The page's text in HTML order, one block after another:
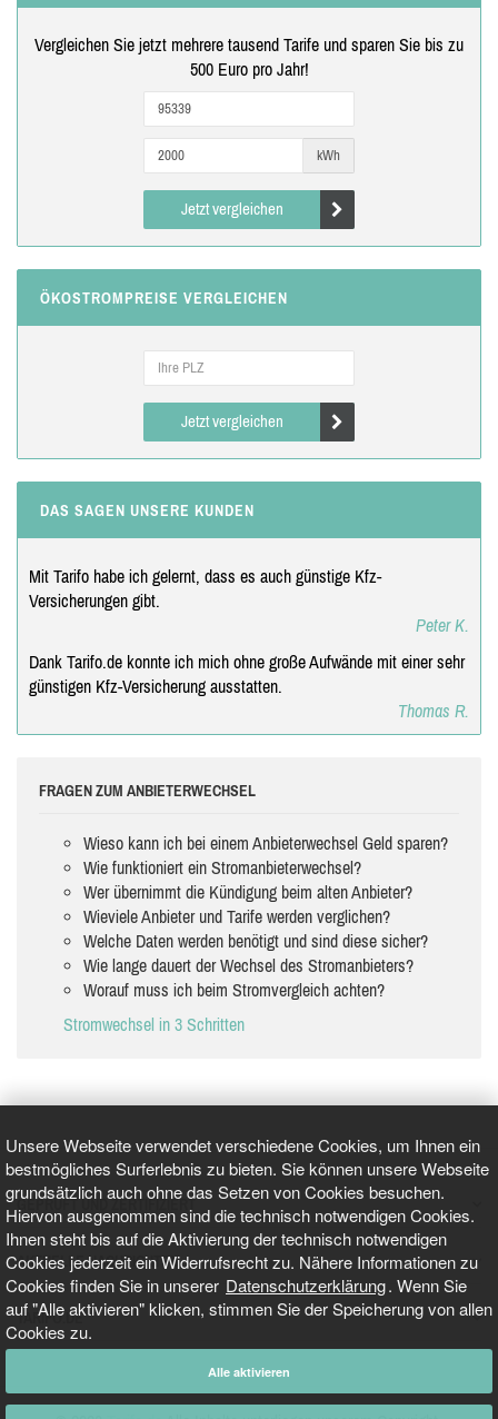
Unsere Webseite verwendet verschiedene Cookies, um Ihnen ein
bestmögliches Surferlebnis zu bieten. Sie können unsere Webseite
grundsätzlich auch ohne das Setzen von Cookies besuchen.
Hiervon ausgenommen sind die technisch notwendigen Cookies.
Ihnen steht bis auf die Aktivierung der technisch notwendigen
Cookies jederzeit ein Widerrufsrecht zu. Nähere Informationen zu
Cookies finden Sie in unserer Datenschutzerklärung. Wenn Sie
auf "Alle aktivieren" klicken, stimmen Sie der Speicherung von allen
Cookies zu.
Alle aktivieren
Vergleichen Sie jetzt mehrere tausend Tarife und sparen Sie bis zu
500 Euro pro Jahr!
kWh
Jetzt vergleichen
ÖKOSTROMPREISE VERGLEICHEN
Jetzt vergleichen
DAS SAGEN UNSERE KUNDEN
Mit Tarifo habe ich gelernt, dass es auch günstige Kfz-
Versicherungen gibt.
Peter K.
Dank Tarifo.de konnte ich mich ohne große Aufwände mit einer sehr
günstigen Kfz-Versicherung ausstatten.
Thomas R.
FRAGEN ZUM ANBIETERWECHSEL
Wieso kann ich bei einem Anbieterwechsel Geld sparen?
Wie funktioniert ein Stromanbieterwechsel?
Wer übernimmt die Kündigung beim alten Anbieter?
Wieviele Anbieter und Tarife werden verglichen?
Welche Daten werden benötigt und sind diese sicher?
Wie lange dauert der Wechsel des Stromanbieters?
Worauf muss ich beim Stromvergleich achten?
Stromwechsel in 3 Schritten
GEPRÜFT UND ZERTIFIZIERT
AKTUELLE NACHRICHTEN
TARIFO.DE